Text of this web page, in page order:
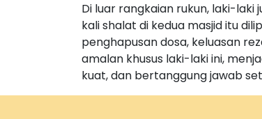
Di luar rangkaian rukun, laki-
kali shalat di kedua masjid itu
penghapusan dosa, keluasan
amalan khusus laki-laki ini,
kuat, dan bertanggung jawab